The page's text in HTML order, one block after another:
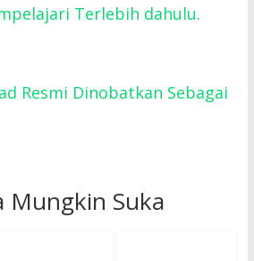
Terlebih dahulu.
Resmi Dinobatkan Sebagai
Mungkin Suka